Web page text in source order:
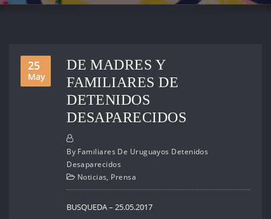
25
May
DE MADRES Y
FAMILIARES DE
DETENIDOS
DESAPARECIDOS
By Familiares De Uruguayos Detenidos
Desaparecidos
Noticias, Prensa
BUSQUEDA – 25.05.2017